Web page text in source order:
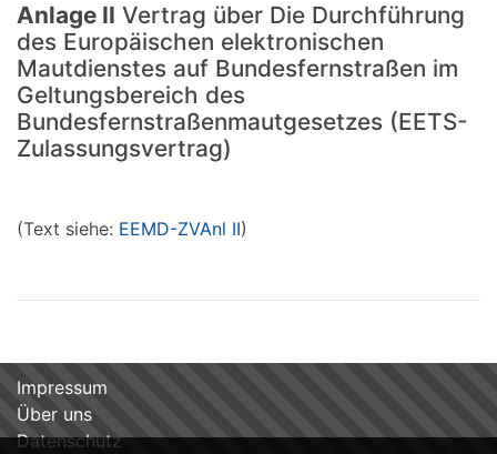
Anlage II Vertrag über Die Durchführung
des Europäischen elektronischen
Mautdienstes auf Bundesfernstraßen im
Geltungsbereich des
Bundesfernstraßenmautgesetzes (EETS-
Zulassungsvertrag)
(Text siehe: EEMD-ZVAnl II)
Impressum
Über uns
Datenschutz